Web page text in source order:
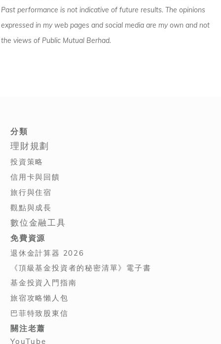
Past performance is not indicative of future results. The opinions
expressed in my web pages and social media are my own and not
the views of Public Mutual Berhad.
分類
理財規劃
投資策略
信用卡與回饋
旅行與住宿
觀點與成長
數位金融工具
免費資源
退休金計算器 2026
《頂級基金投資者的秘密清單》電子書
基金投資入門指南
旅宿攻略懶人包
巴菲特致股東信
關注老蕭
YouTube